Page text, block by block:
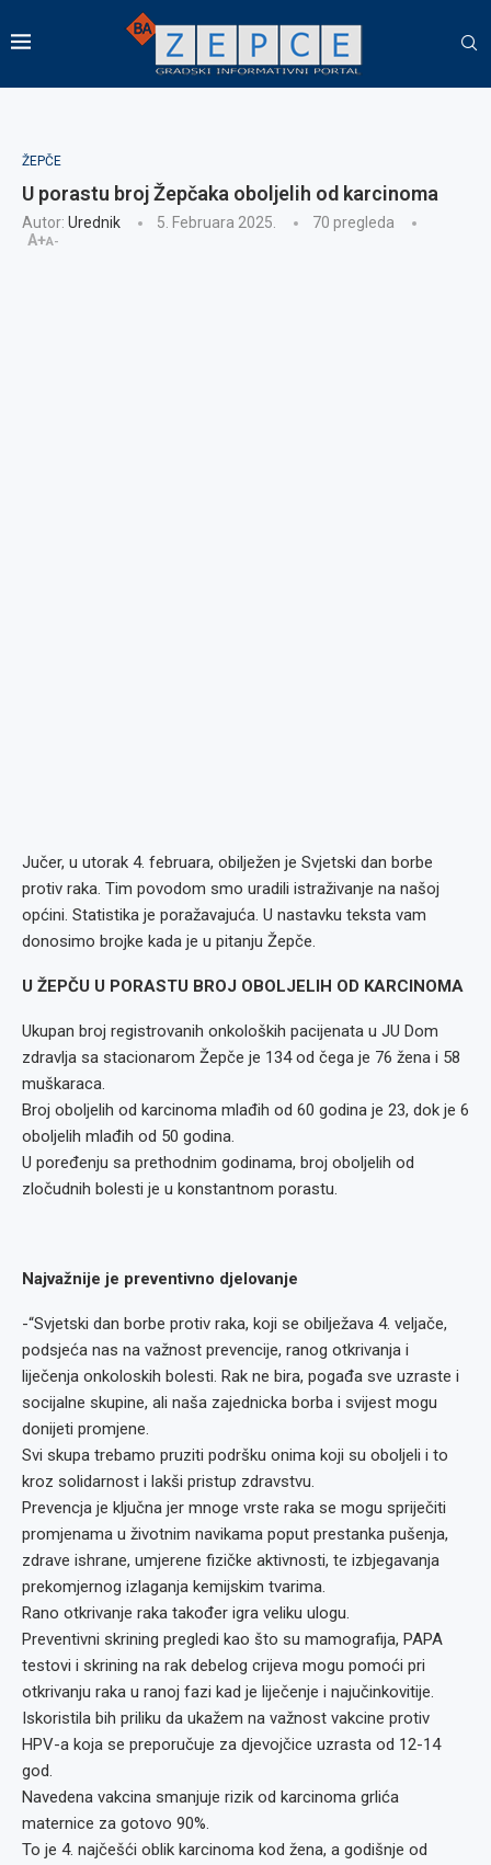
ŽEPČE
U porastu broj Žepčaka oboljelih od karcinoma
Autor: Urednik 5. Februara 2025. 70 pregleda
A+A-
Jučer, u utorak 4. februara, obilježen je Svjetski dan borbe
protiv raka. Tim povodom smo uradili istraživanje na našoj
općini. Statistika je poražavajuća. U nastavku teksta vam
donosimo brojke kada je u pitanju Žepče.
U ŽEPČU U PORASTU BROJ OBOLJELIH OD KARCINOMA
Ukupan broj registrovanih onkoloških pacijenata u JU Dom
zdravlja sa stacionarom Žepče je 134 od čega je 76 žena i 58
muškaraca.
Broj oboljelih od karcinoma mlađih od 60 godina je 23, dok je 6
oboljelih mlađih od 50 godina.
U poređenju sa prethodnim godinama, broj oboljelih od
zločudnih bolesti je u konstantnom porastu.
Najvažnije je preventivno djelovanje
-“Svjetski dan borbe protiv raka, koji se obilježava 4. veljače,
podsjeća nas na važnost prevencije, ranog otkrivanja i
liječenja onkoloskih bolesti. Rak ne bira, pogađa sve uzraste i
socijalne skupine, ali naša zajednicka borba i svijest mogu
donijeti promjene.
Svi skupa trebamo pruziti podršku onima koji su oboljeli i to
kroz solidarnost i lakši pristup zdravstvu.
Prevencja je ključna jer mnoge vrste raka se mogu spriječiti
promjenama u životnim navikama poput prestanka pušenja,
zdrave ishrane, umjerene fizičke aktivnosti, te izbjegavanja
prekomjernog izlaganja kemijskim tvarima.
Rano otkrivanje raka također igra veliku ulogu.
Preventivni skrining pregledi kao što su mamografija, PAPA
testovi i skrining na rak debelog crijeva mogu pomoći pri
otkrivanju raka u ranoj fazi kad je liječenje i najučinkovitije.
Iskoristila bih priliku da ukažem na važnost vakcine protiv
HPV-a koja se preporučuje za djevojčice uzrasta od 12-14
god.
Navedena vakcina smanjuje rizik od karcinoma grlića
maternice za gotovo 90%.
To je 4. najčešći oblik karcinoma kod žena, a godišnje od